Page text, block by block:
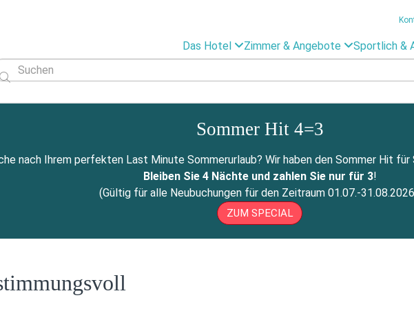
Das Hotel Zimmer & Angebote Sportlich &

Sommer Hit 4=3
nach Ihrem perfekten Last Minute Sommerurlaub? Wir haben den Sommer Hit
Bleiben Sie 4 Nächte und zahlen Sie nur für 3!
(Gültig für alle Neubuchungen für den Zeitraum 01.07.-
ZUM SPECIAL